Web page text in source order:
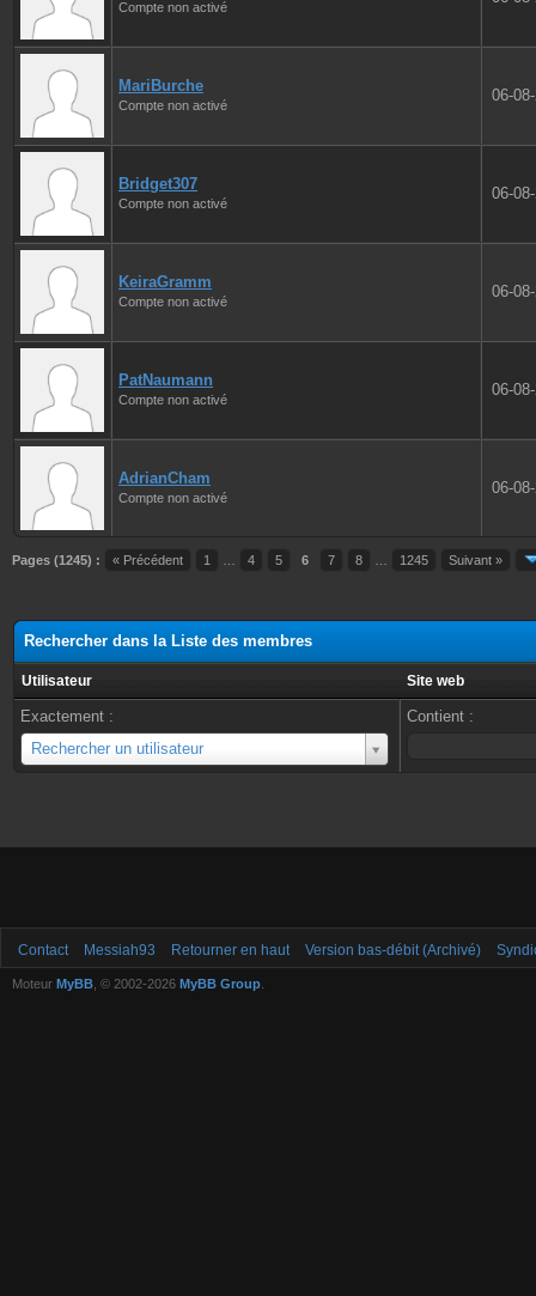
Compte non activé
MariBurche
Compte non activé
06-
Bridget307
Compte non activé
06-
KeiraGramm
Compte non activé
06-
PatNaumann
Compte non activé
06-
AdrianCham
Compte non activé
06-
Pages (1245) : « Précédent 1 4 5 6 7 8 1245 Suivant »
Rechercher dans la Liste des membres
Utilisateur Site web
Exactement :
Rechercher un utilisateur
Utilisateur
Contient :
Contact Messiah93 Retourner en haut Version bas-débit (Archivé)
Moteur MyBB , © 2002-2026 MyBB Group